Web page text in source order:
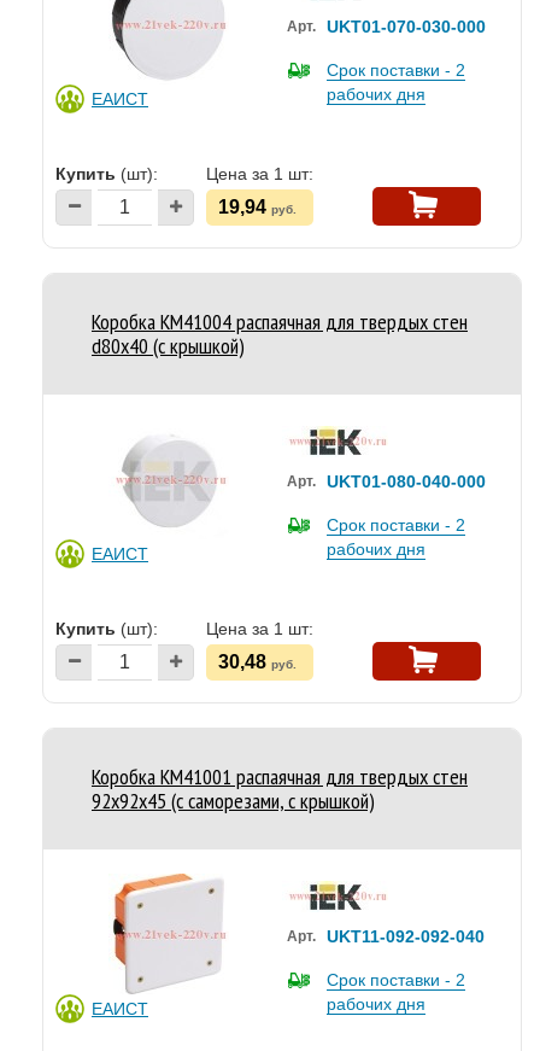
ЕАИСТ
Арт. UKT01-070-030-000
Срок поставки - 2
рабочих дня
Купить (шт): Цена за 1 шт:
19,94 руб.
Коробка КМ41004 распаячная для твердых стен
d80x40 (с крышкой)
ЕАИСТ
Арт. UKT01-080-040-000
Срок поставки - 2
рабочих дня
Купить (шт): Цена за 1 шт:
30,48 руб.
Коробка КМ41001 распаячная для твердых стен
92x92x45 (с саморезами, с крышкой)
ЕАИСТ
Арт. UKT11-092-092-040
Срок поставки - 2
рабочих дня